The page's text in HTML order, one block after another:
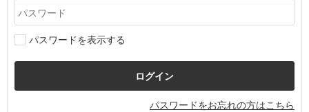
パスワードを表示する
パスワードをお忘れの方はこちら